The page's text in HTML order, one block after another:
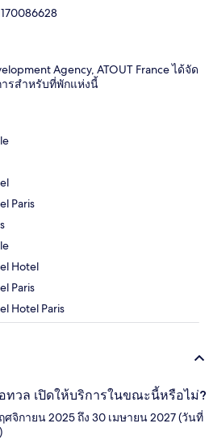
Agency, ATOUT France ได้จัด
รสำหรับที่พักแห่งนี้
Paris
Hotel
Paris
Hotel Paris
ทวล เปิดให้บริการในขณะนี้หรือไม่?
จิกายน 2025 ถึง 30 เมษายน 2027 (วันที่